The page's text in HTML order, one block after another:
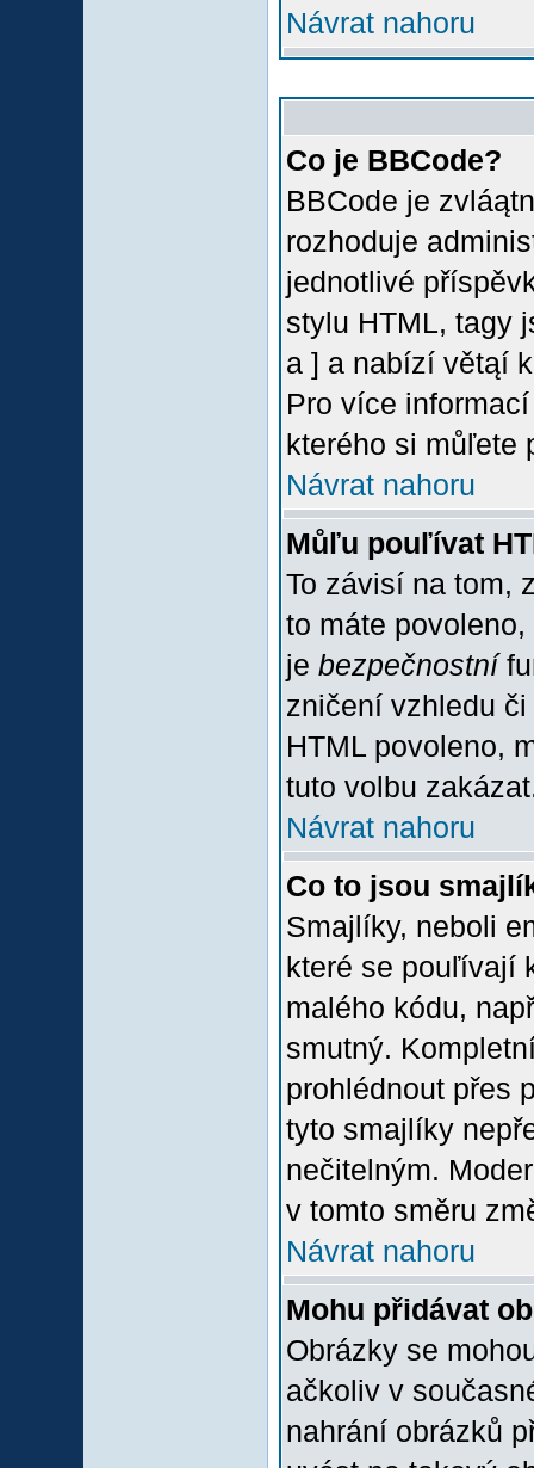
Návrat nahoru
Co je BBCode?
BBCode je
rozhoduje
jednotlivé
stylu HTML, tagy
a ] a nabízí větąí
Pro více
kterého si můľete
Návrat nahoru
Můľu pouľívat
To závisí na tom,
to máte
je bezpečnostní
zničení vzhledu
HTML povoleno,
tuto volbu
Návrat nahoru
Co to jsou
Smajlíky, neboli
které se pouľívají
malého kódu,
smutný.
prohlédnout přes
tyto smajlíky
nečitelným.
v tomto směru
Návrat nahoru
Mohu přidávat
Obrázky se
ačkoliv v
nahrání obrázků